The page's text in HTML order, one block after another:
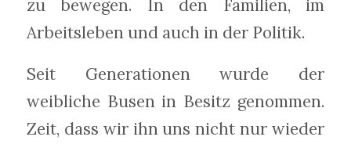
zu bewegen. In den Familien, im
Arbeitsleben und auch in der Politik.
Seit Generationen wurde der
weibliche Busen in Besitz genommen.
Zeit, dass wir ihn uns nicht nur wieder